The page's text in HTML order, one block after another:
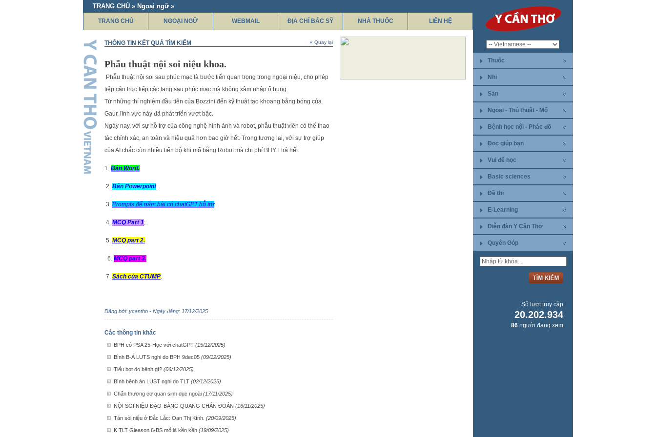
TRANG CHỦ » Ngoại ngữ »
TRANG CHỦ NGOẠI NGỮ WEBMAIL ĐỊA CHỈ BÁC SỸ NHÀ THUỐC LIÊN HỆ
THÔNG TIN KẾT QUẢ TÌM KIẾM « Quay lại
Phẫu thuật nội soi niệu khoa.
Phẫu thuật nội soi sau phúc mạc là bước tiến quan trọng trong ngoại niệu, cho phép
tiếp cận trực tiếp các tạng sau phúc mạc mà không xâm nhập ổ bụng.
Từ những thí nghiệm đầu tiên của Bozzini đến kỹ thuật tạo khoang bằng bóng của
Gaur, lĩnh vực này đã phát triển vượt bậc.
Ngày nay, với sự hỗ trợ của công nghệ hình ảnh và robot, phẫu thuật viên có thể thao
tác chính xác, an toàn và hiệu quả hơn bao giờ hết. Trong tương lai, với sự trợ giúp
của AI chắc còn nhiều tiến bộ khi mổ bằng Robot mà chi phí BHYT trả hết.
1. Bản Word.
2. Bản Powerpoint.
3. Prompts để nắm bài có chatGPT hỗ trợ.
4. MCQ Part 1; .
5. MCQ part 2.
6. MCQ part 3.
7. Sách của CTUMP.
Đăng bởi: ycantho - Ngày đăng: 17/12/2025
Các thông tin khác
BPH có PSA 25-Học với chatGPT (15/12/2025)
Bình B-Á LUTS nghi do BPH 9dec05 (09/12/2025)
Tiểu bọt do bệnh gì? (06/12/2025)
Bình bệnh án LUST nghi do TLT (02/12/2025)
Chấn thương cơ quan sinh dục ngoài (17/11/2025)
NỘI SOI NIỆU ĐẠO-BÀNG QUANG CHẨN ĐOÁN (16/11/2025)
Tán sỏi niệu ở Đắc Lắc: Oan Thị Kính. (20/09/2025)
K TLT Gleason 6-BS mổ là kền kền (19/09/2025)
Thuốc
Nhi
Sản
Ngoại - Thủ thuật - Mổ
Bệnh học nội - Phác đồ
Đọc giúp bạn
Vui để học
Basic sciences
Đề thi
E-Learning
Diễn đàn Y Cần Thơ
Quyên Góp
Số lượt truy cập
20.202.934
86 người đang xem